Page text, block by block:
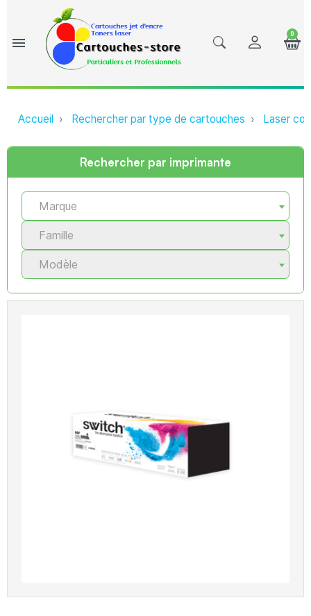
menu
0
Accueil Rechercher par type de cartouches Laser
Rechercher par imprimante
Marque
Famille
Modèle